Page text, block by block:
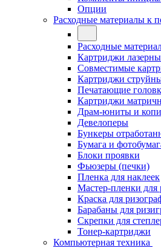
Опции
Расходные материалы к
Расходные
Картриджи
Совместимые
Картриджи
Печатающие
Картриджи
Драм-юниты и
Девелоперы
Бункеры
Бумага и
Блоки проявки
Фьюзеры (печки)
Пленка для наклеек
Мастер-пленки для
Краска для
Барабаны для
Скрепки для
Тонер-картриджи
Компьютерная техника